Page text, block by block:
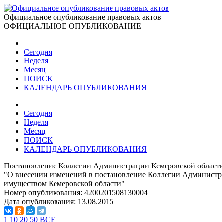
Официальное опубликование правовых актов
ОФИЦИАЛЬНОЕ ОПУБЛИКОВАНИЕ
Сегодня
Неделя
Месяц
ПОИСК
КАЛЕНДАРЬ ОПУБЛИКОВАНИЯ
Сегодня
Неделя
Месяц
ПОИСК
КАЛЕНДАРЬ ОПУБЛИКОВАНИЯ
Постановление Коллегии Администрации Кемеровской
"О внесении изменений в постановление Коллегии
имуществом Кемеровской области"
Номер опубликования: 4200201508130004
Дата опубликования: 13.08.2015
1 10 20 50 ВСЕ